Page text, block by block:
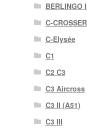
BERLINGO
C-CROSSER
C-Elysée
C1
C2 C3
C3 Aircross
C3 II (A51)
C3 III